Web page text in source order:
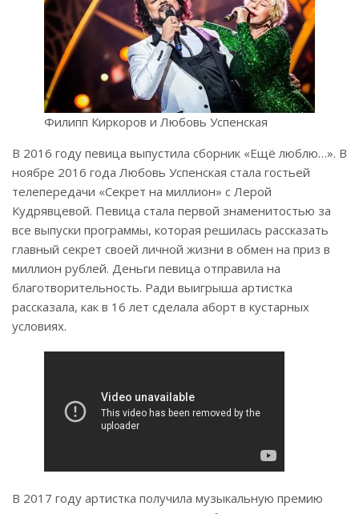
Филипп Киркоров и Любовь Успенская
В 2016 году певица выпустила сборник «Ещё люблю…». В
ноябре 2016 года Любовь Успенская стала гостьей
телепередачи «Секрет на миллион» с Лерой
Кудрявцевой. Певица стала первой знаменитостью за
все выпуски программы, которая решилась рассказать
главный секрет своей личной жизни в обмен на приз в
миллион рублей. Деньги певица отправила на
благотворительность. Ради выигрыша артистка
рассказала, как в 16 лет сделала аборт в кустарных
условиях.
В 2017 году артистка получила музыкальную премию